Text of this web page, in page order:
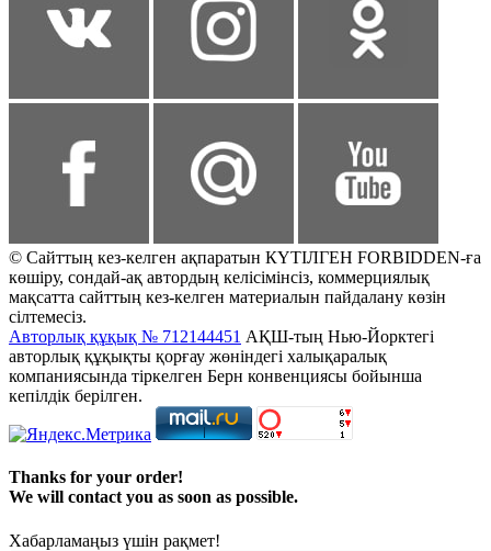
© Сайттың кез-келген ақпаратын КҮТІЛГЕН FORBIDDEN-ға
көшіру, сондай-ақ автордың келісімінсіз, коммерциялық
мақсатта сайттың кез-келген материалын пайдалану көзін
сілтемесіз.
Авторлық құқық № 712144451 АҚШ-тың Нью-Йорктегі
авторлық құқықты қорғау жөніндегі халықаралық
компаниясында тіркелген Берн конвенциясы бойынша
кепілдік берілген.
Thanks for your order!
We will contact you as soon as possible.
Хабарламаңыз үшін рақмет!